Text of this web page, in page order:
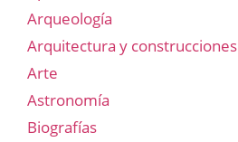
Arqueología
Arquitectura y construcciones
Arte
Astronomía
Biografías